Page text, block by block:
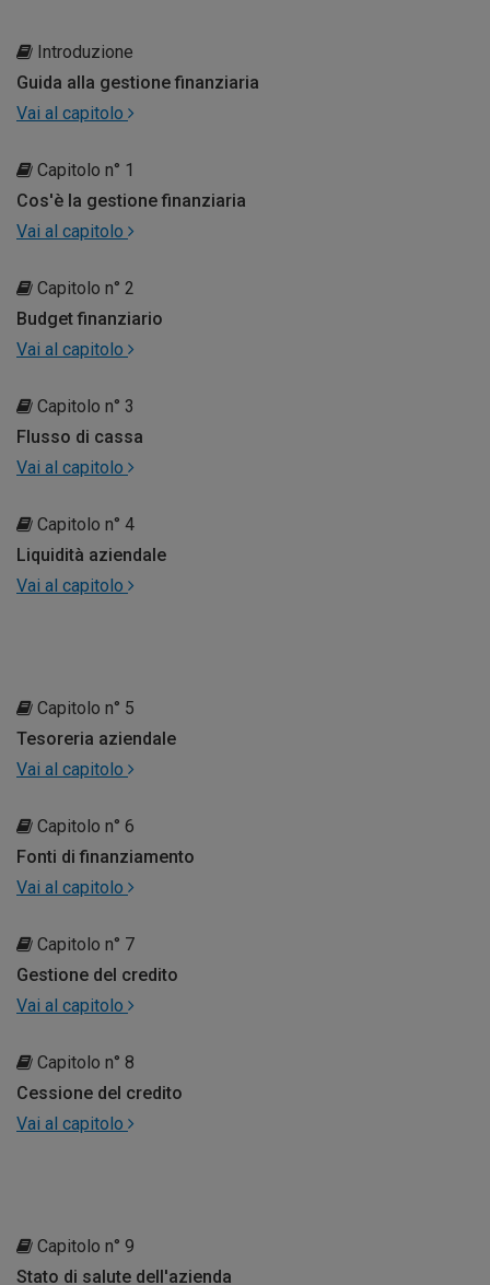
Introduzione
Guida alla gestione finanziaria
Vai al capitolo
Capitolo n° 1
Cos'è la gestione finanziaria
Vai al capitolo
Capitolo n° 2
Budget finanziario
Vai al capitolo
Capitolo n° 3
Flusso di cassa
Vai al capitolo
Capitolo n° 4
Liquidità aziendale
Vai al capitolo
Capitolo n° 5
Tesoreria aziendale
Vai al capitolo
Capitolo n° 6
Fonti di finanziamento
Vai al capitolo
Capitolo n° 7
Gestione del credito
Vai al capitolo
Capitolo n° 8
Cessione del credito
Vai al capitolo
Capitolo n° 9
Stato di salute dell'azienda